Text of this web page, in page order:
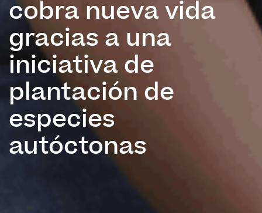
cobra nueva vida
gracias a una
iniciativa de
plantación de
especies
autóctonas